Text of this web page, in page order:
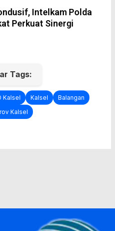
Intelkam Polda
Perkuat Sinergi
Tags:
Kalsel Kalsel
Balangan
Kalsel